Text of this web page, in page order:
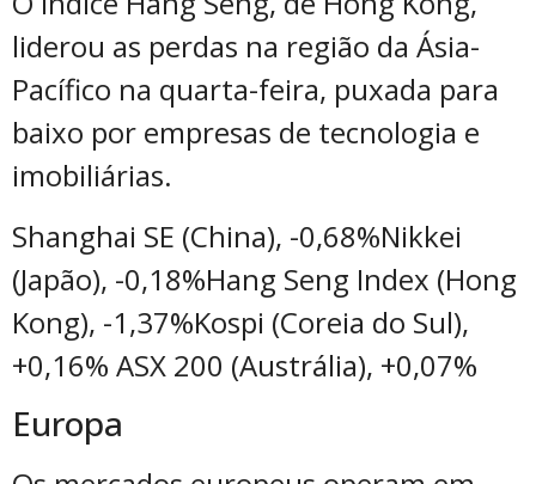
liderou as perdas na região da Ásia-
Pacífico na quarta-feira, puxada para
baixo por empresas de tecnologia e
imobiliárias.
Shanghai SE (China), -0,68%Nikkei
(Japão), -0,18%Hang Seng Index (Hong
Kong), -1,37%Kospi (Coreia do Sul),
+0,16% ASX 200 (Austrália), +0,07%
Europa